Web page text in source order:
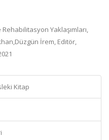
Yaklaşımları,
İrem, Editör,
Kitap